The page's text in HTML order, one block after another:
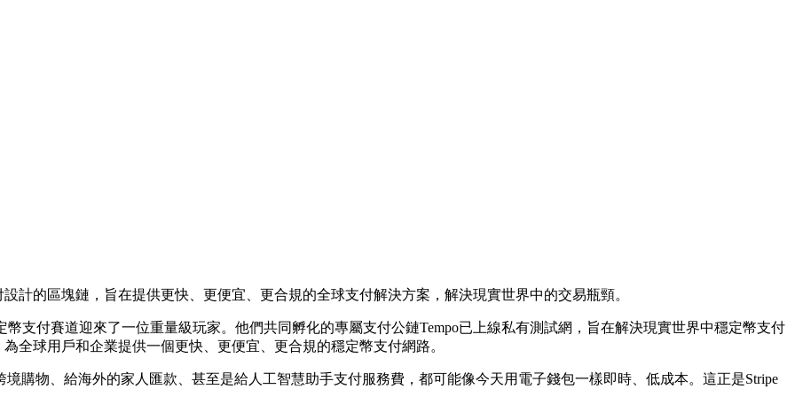
計的區塊鏈，旨在提供更快、更便宜、更合規的全球支付解決方案，解決現實世界中的交易瓶頸。
幣支付賽道迎來了一位重量級玩家。他們共同孵化的專屬支付公鏈Tempo已上線私有測試網，旨在解決現實世界中穩定幣支付
全球用戶和企業提供一個更快、更便宜、更合規的穩定幣支付網路。
購物、給海外的家人匯款、甚至是給人工智慧助手支付服務費，都可能像今天用電子錢包一樣即時、低成本。這正是Stripe